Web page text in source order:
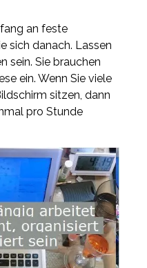
an feste
sich danach. Lassen
sein. Sie brauchen
ein. Wenn Sie viele
sitzen, dann
pro Stunde